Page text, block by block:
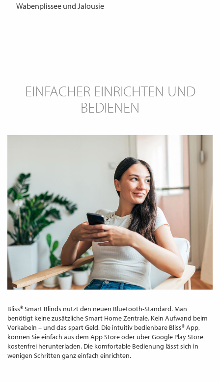
Wabenplissee und Jalousie
EINFACHER EINRICHTEN UND
BEDIENEN
Bliss® Smart Blinds nutztden neuen Bluetooth-Standard.Man
benötigt keine zusätzliche Smart Home Zentrale. Kein Aufwand beim
Verkabeln – und das spart Geld. Die intuitiv bedienbare Bliss® App,
können Sie einfach aus dem App Store oder über Google Play Store
kostenfrei herunterladen. Die komfortable Bedienung lässt sich in
wenigen Schritten ganz einfach einrichten.